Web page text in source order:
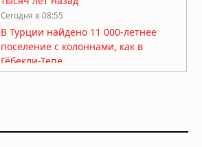
Сегодня в 08:55
В Турции найдено 11 000-летнее
поселение с колоннами, как в
Гёбекли-Тепе